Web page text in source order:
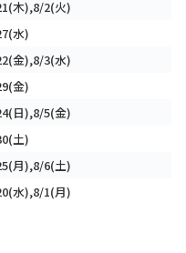
木),8/2(火)
水)
金),8/3(水)
金)
日),8/5(金)
土)
月),8/6(土)
水),8/1(月)